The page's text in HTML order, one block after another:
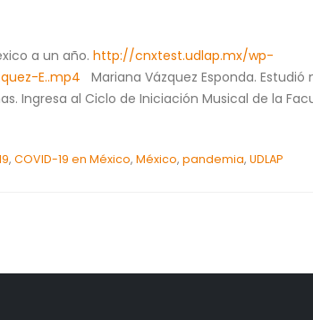
a un año. http://cnxtest.udlap.mx/wp-
E..mp4 Mariana Vázquez Esponda.
Ingresa al Ciclo de Iniciación Musical de la
,COVID-19 en México,México,pandemia,UDLAP